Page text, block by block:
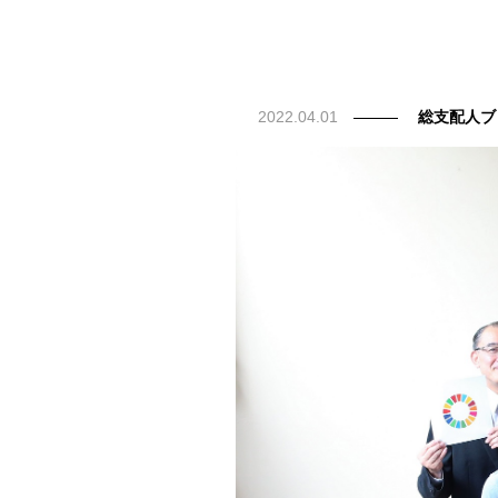
2022.04.01 総支配人